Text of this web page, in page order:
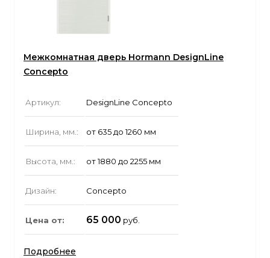
Межкомнатная дверь Hormann DesignLine
Concepto
Артикул: DesignLine Concepto
Ширина, мм.: от 635 до 1260 мм
Высота, мм.: от 1880 до 2255 мм
Дизайн: Concepto
Цена от: 65 000 руб.
Подробнее